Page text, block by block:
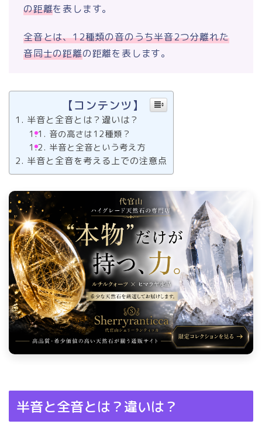
の距離を表します。
全音とは、12種類の音のうち半音2つ分離れた
音同士の距離の距離を表します。
【コンテンツ】
半音と全音とは？違いは？
音の高さは12種類？
半音と全音という考え方
半音と全音を考える上での注意点
半音と全音とは？違いは？